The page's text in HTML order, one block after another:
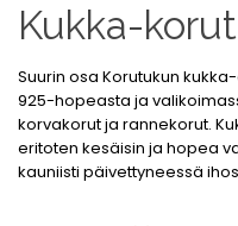
Kukka-korut
Suurin osa Korutukun
925-hopeasta ja
korvakorut ja rannekorut.
eritoten kesäisin ja hopea
kauniisti päivettyneessä